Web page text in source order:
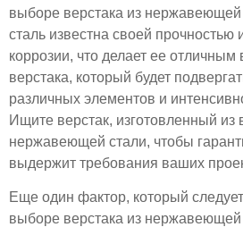
выборе верстака из
сталь известна своей прочностью
коррозии, что делает ее
верстака, который будет
различных элементов и
Ищите верстак, изготовленный из
нержавеющей стали, чтобы
выдержит требования ваших
Еще один фактор, который
выборе верстака из